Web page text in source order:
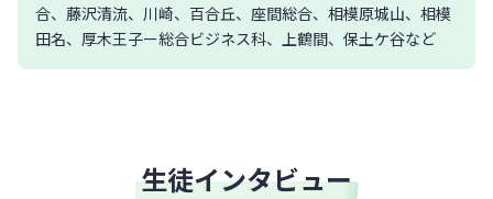
合、藤沢清流、川崎、百合丘、座間総合、相模原城山、相模
田名、厚木王子ー総合ビジネス科、上鶴間、保土ケ谷など
生徒インタビュー